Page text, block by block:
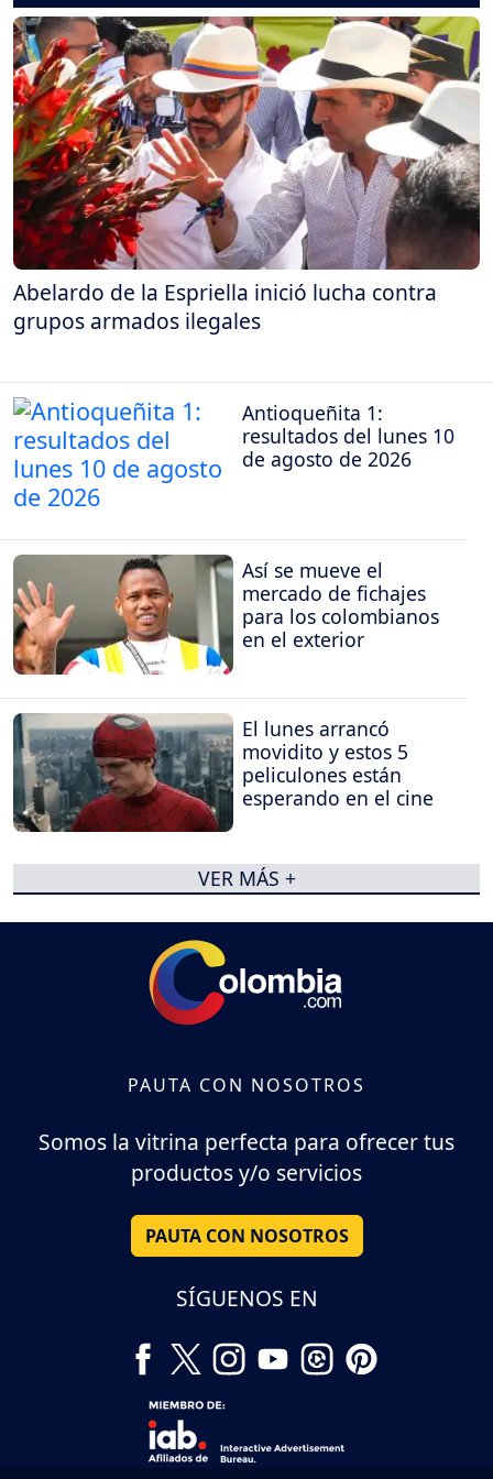
Abelardo de la Espriella inició lucha contra
grupos armados ilegales
Antioqueñita 1:
resultados del lunes 10
de agosto de 2026
Así se mueve el
mercado de fichajes
para los colombianos
en el exterior
El lunes arrancó
movidito y estos 5
peliculones están
esperando en el cine
VER MÁS +
PAUTA CON NOSOTROS
Somos la vitrina perfecta para ofrecer tus
productos y/o servicios
PAUTA CON NOSOTROS
SÍGUENOS EN